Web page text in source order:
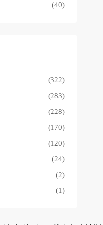
(40)
(322)
(283)
(228)
(170)
(120)
(24)
(2)
(1)